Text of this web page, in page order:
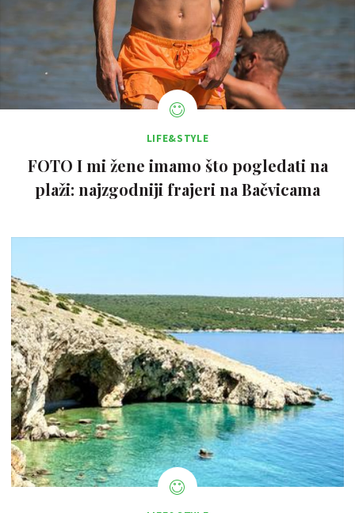
LIFE&STYLE
FOTO I mi žene imamo što pogledati na
plaži: najzgodniji frajeri na Bačvicama